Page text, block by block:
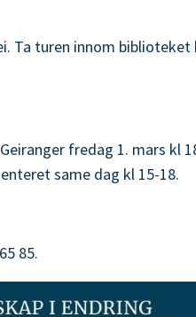
Ta turen innom biblioteket
fredag 1. mars kl
same dag kl 15-18.
85.